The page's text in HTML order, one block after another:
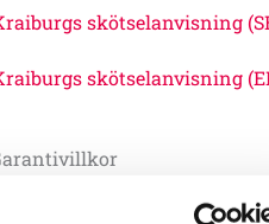
skötselanvisning
skötselanvisning